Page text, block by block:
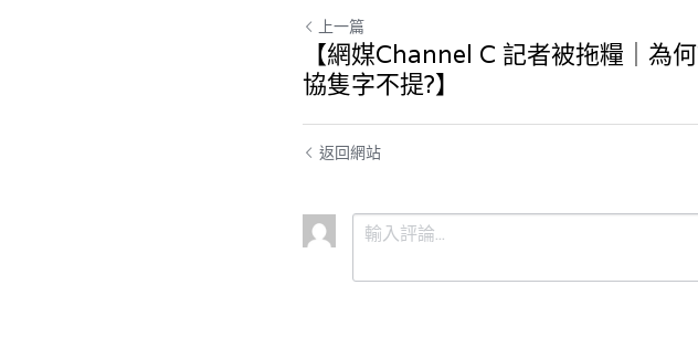
上一篇
【網媒Channel C 記者被拖糧｜為
協隻字不提?】
返回網站